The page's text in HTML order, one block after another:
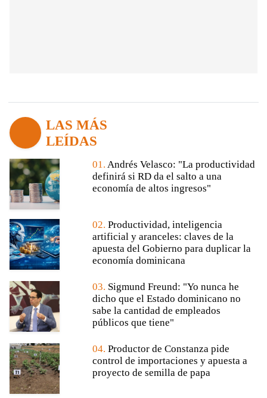
LAS MÁS
LEÍDAS
01. Andrés Velasco: "La productividad
definirá si RD da el salto a una
economía de altos ingresos"
02. Productividad, inteligencia
artificial y aranceles: claves de la
apuesta del Gobierno para duplicar la
economía dominicana
03. Sigmund Freund: "Yo nunca he
dicho que el Estado dominicano no
sabe la cantidad de empleados
públicos que tiene"
04. Productor de Constanza pide
control de importaciones y apuesta a
proyecto de semilla de papa